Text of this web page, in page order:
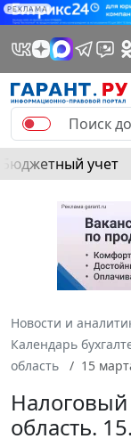
РЕКЛАМА
Бюджетный учет
Новости и
Календарь
область
15
Налоговый
область.